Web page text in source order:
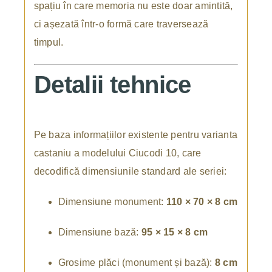
spațiu în care memoria nu este doar amintită,
ci așezată într-o formă care traversează
timpul.
Detalii tehnice
Pe baza informațiilor existente pentru varianta
castaniu a modelului Ciucodi 10, care
decodifică dimensiunile standard ale seriei:
Dimensiune monument: 110 × 70 × 8 cm
Dimensiune bază: 95 × 15 × 8 cm
Grosime plăci (monument și bază): 8 cm